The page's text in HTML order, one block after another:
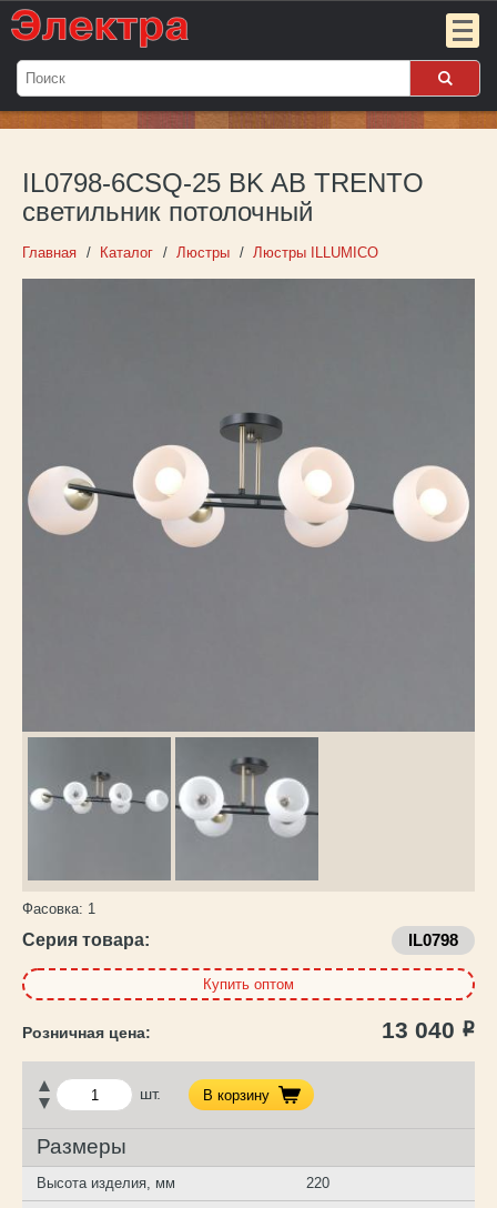
Мой
пуст
Войти
Контакты
Каталог
IL0798-6CSQ-25 BK AB TRENTO
светильник потолочный
Главная Каталог Люстры Люстры ILLUMICO
Фасовка: 1
Серия товара: IL0798
Купить оптом
13 040 Р
шт. В корзину
Размеры
Высота изделия, мм 220